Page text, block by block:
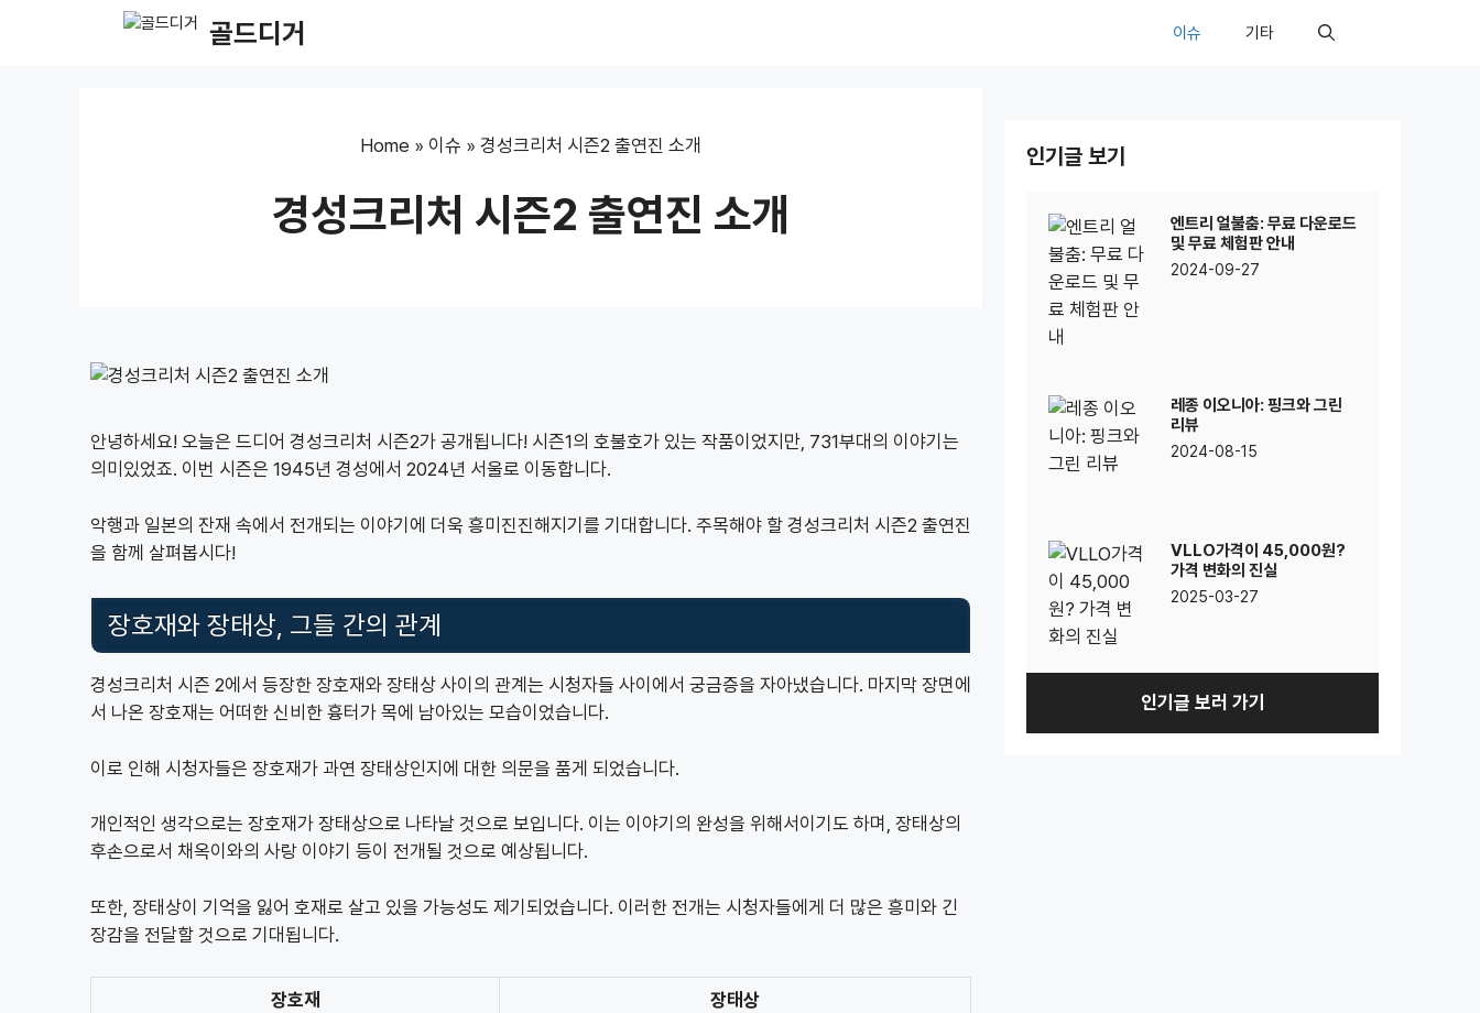
골드디거 이슈 기타
Home » 이슈 » 경성크리처 시즌2 출연진 소개
경성크리처 시즌2 출연진 소개
안녕하세요! 오늘은 드디어 경성크리처 시즌2가 공개됩니다! 시즌1의 호불호가 있는 작품이었지만, 731부대의 이야기는
의미있었죠. 이번 시즌은 1945년 경성에서 2024년 서울로 이동합니다.
악행과 일본의 잔재 속에서 전개되는 이야기에 더욱 흥미진진해지기를 기대합니다. 주목해야 할 경성크리처 시즌2 출연진
을 함께 살펴봅시다!
장호재와 장태상, 그들 간의 관계
경성크리처 시즌 2에서 등장한 장호재와 장태상 사이의 관계는 시청자들 사이에서 궁금증을 자아냈습니다. 마지막 장면에
서 나온 장호재는 어떠한 신비한 흉터가 목에 남아있는 모습이었습니다.
이로 인해 시청자들은 장호재가 과연 장태상인지에 대한 의문을 품게 되었습니다.
개인적인 생각으로는 장호재가 장태상으로 나타날 것으로 보입니다. 이는 이야기의 완성을 위해서이기도 하며, 장태상의
후손으로서 채옥이와의 사랑 이야기 등이 전개될 것으로 예상됩니다.
또한, 장태상이 기억을 잃어 호재로 살고 있을 가능성도 제기되었습니다. 이러한 전개는 시청자들에게 더 많은 흥미와 긴
장감을 전달할 것으로 기대됩니다.
장호재 장태상
인기글 보기
엔트리 얼불춤: 무료 다운로드
및 무료 체험판 안내
2024-09-27
레종 이오니아: 핑크와 그린
리뷰
2024-08-15
VLLO가격이 45,000원?
가격 변화의 진실
2025-03-27
인기글 보러 가기